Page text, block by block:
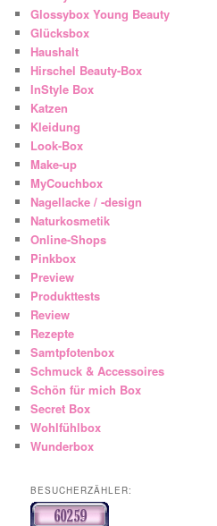
Glossybox Young Beauty
Glücksbox
Haushalt
Hirschel Beauty-Box
InStyle Box
Katzen
Kleidung
Look-Box
Make-up
MyCouchbox
Nagellacke / -design
Naturkosmetik
Online-Shops
Pinkbox
Preview
Produkttests
Review
Rezepte
Samtpfotenbox
Schmuck & Accessoires
Schön für mich Box
Secret Box
Wohlfühlbox
Wunderbox
BESUCHERZÄHLER: